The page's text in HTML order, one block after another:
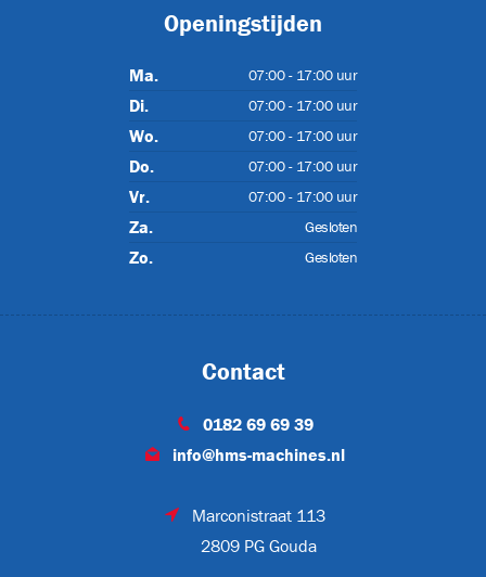
Openingstijden
Ma. 07:00 - 17:00 uur
Di. 07:00 - 17:00 uur
Wo. 07:00 - 17:00 uur
Do. 07:00 - 17:00 uur
Vr. 07:00 - 17:00 uur
Za. Gesloten
Zo. Gesloten
Contact
0182 69 69 39
info@hms-machines.nl
Marconistraat 113
2809 PG Gouda